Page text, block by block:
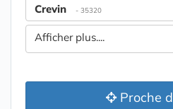
Crevin - 35320
Afficher plus....
Proche